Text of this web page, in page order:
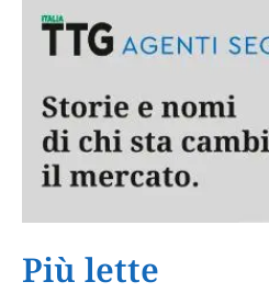
Più lette